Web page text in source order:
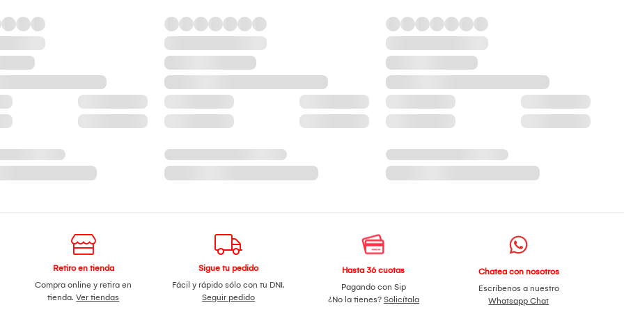
Retiro en tienda
Compra online y retira en
tienda.Ver tiendas
Sigue tu pedido
Fácil y rápido sólo con tu DNI.
Seguir pedido
Hasta 36 cuotas
Pagando con Sip
¿No la tienes? Solicítala
Chatea con nosotros
Escríbenos a nuestro
Whatsapp Chat